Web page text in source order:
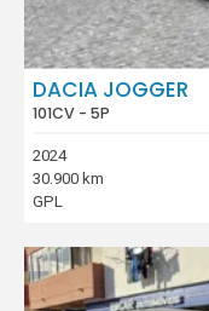
DACIA JOGGER
101CV - 5P
2024
30.900 km
GPL